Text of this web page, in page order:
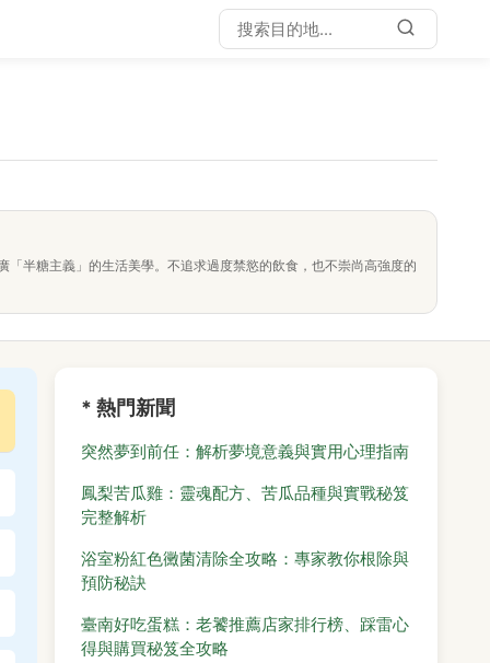
半糖主義」的生活美學。不追求過度禁慾的飲食，也不崇尚高強度的
* 熱門新聞
突然夢到前任：解析夢境意義與實用心理指南
鳳梨苦瓜雞：靈魂配方、苦瓜品種與實戰秘笈
完整解析
浴室粉紅色黴菌清除全攻略：專家教你根除與
預防秘訣
臺南好吃蛋糕：老饕推薦店家排行榜、踩雷心
得與購買秘笈全攻略